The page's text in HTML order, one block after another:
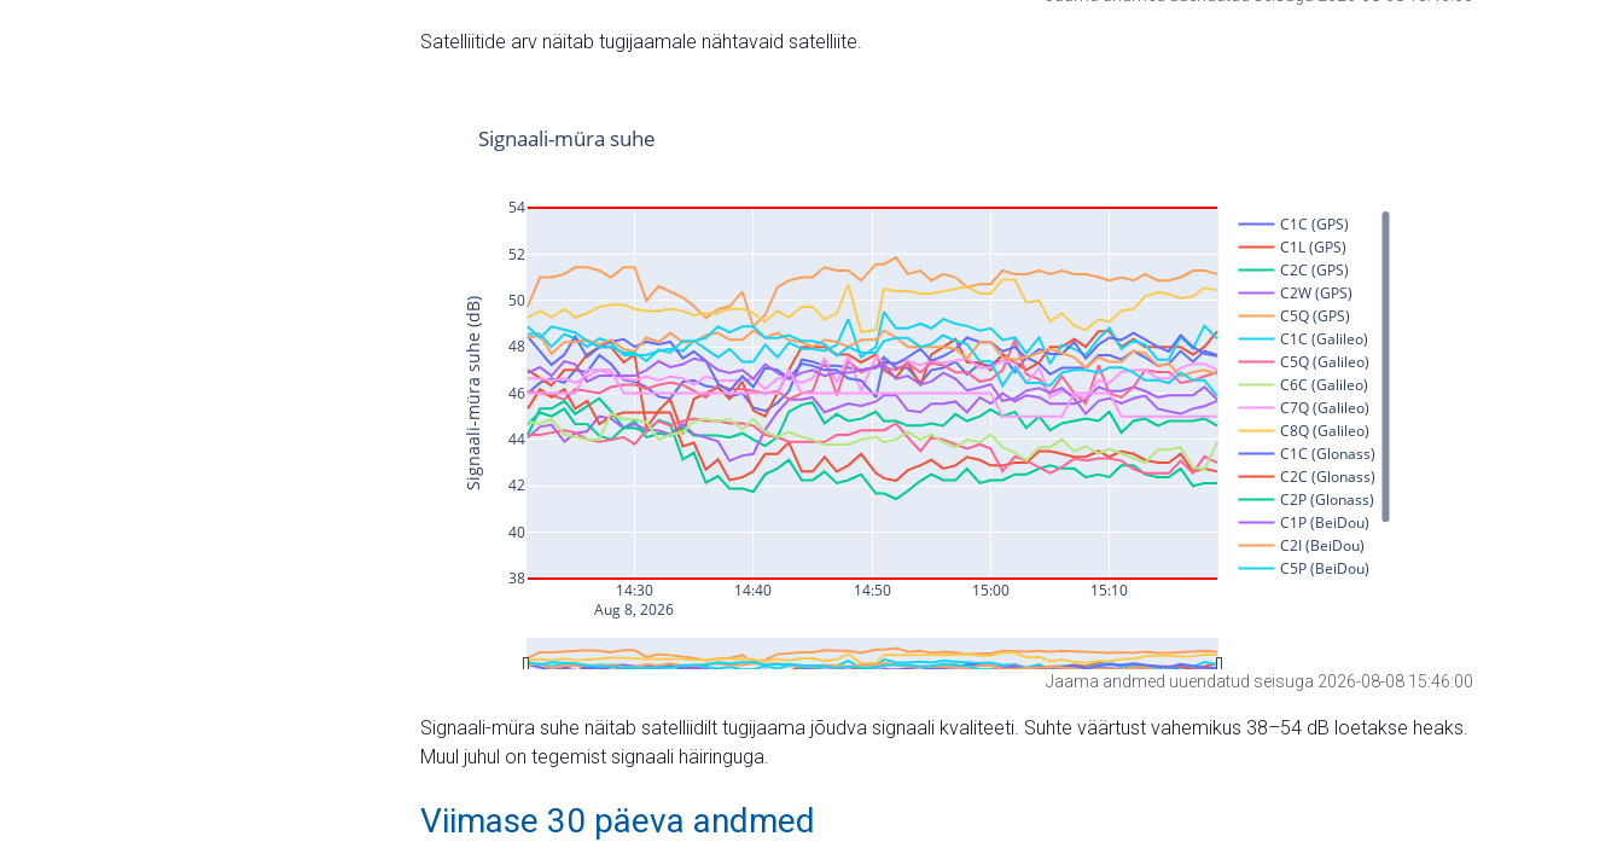
Satelliitide arv näitab tugijaamale nähtavaid satelliite.
Jaama andmed uuendatud seisuga 2026-08-08 15:46:00
Signaali-müra suhe näitab satelliidilt tugijaama jõudva signaali kvaliteeti. Suhte väärtust vahemikus 38–54 dB loetakse heaks.
Muul juhul on tegemist signaali häiringuga.
Viimase 30 päeva andmed